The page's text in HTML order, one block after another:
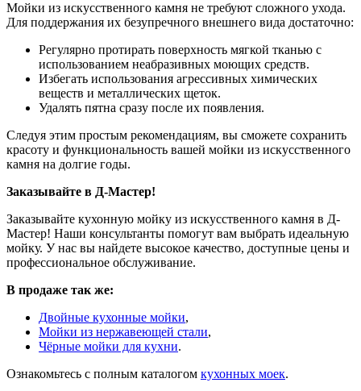
Мойки из искусственного камня не требуют сложного ухода.
Для поддержания их безупречного внешнего вида достаточно:
Регулярно протирать поверхность мягкой тканью с
использованием неабразивных моющих средств.
Избегать использования агрессивных химических
веществ и металлических щеток.
Удалять пятна сразу после их появления.
Следуя этим простым рекомендациям, вы сможете сохранить
красоту и функциональность вашей мойки из искусственного
камня на долгие годы.
Заказывайте в Д-Мастер!
Заказывайте кухонную мойку из искусственного камня в Д-
Мастер! Наши консультанты помогут вам выбрать идеальную
мойку. У нас вы найдете высокое качество, доступные цены и
профессиональное обслуживание.
В продаже так же:
Двойные кухонные мойки,
Мойки из нержавеющей стали,
Чёрные мойки для кухни.
Ознакомьтесь с полным каталогом кухонных моек.